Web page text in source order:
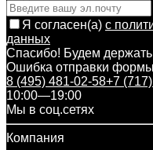
Я согласен(a) с
данных
Спасибо! Будем держать
Ошибка отправки формы
8 (495) 481-02-58+7
10:00—19:00
Мы в соц.сетях
Компания